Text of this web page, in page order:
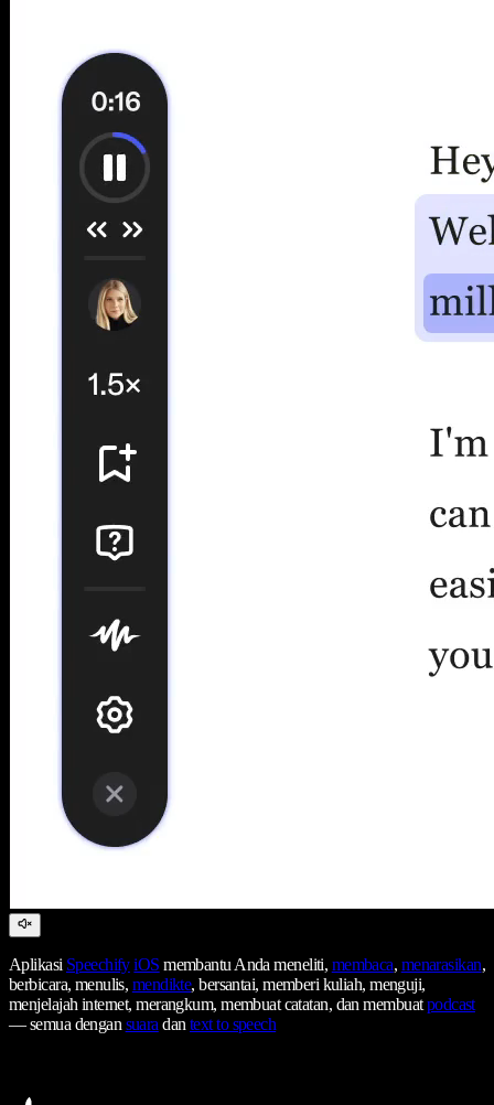
Aplikasi Speechify iOS membantu Anda meneliti, membaca, menarasikan,
berbicara, menulis, mendikte, bersantai, memberi kuliah, menguji,
menjelajah internet, merangkum, membuat catatan, dan membuatpodcast
— semua dengansuaradantext to speech